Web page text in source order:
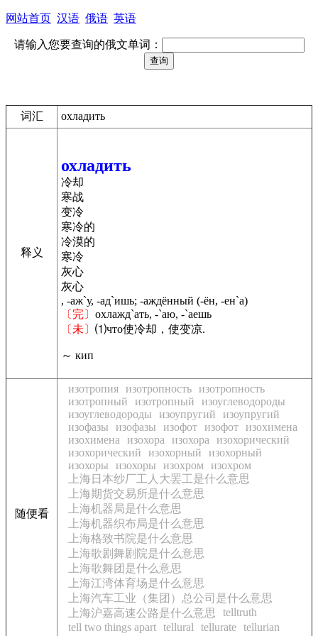
网站首页 汉语 俄语 英语
请输入您要查询的俄文单词：
词汇 охладить
释义
охладить
冷却
寒战
变冷
寒冷的
冷漠的
寒冷
灰心
灰心
, -аж`у, -ад`ишь; -аждённый (-ён, -ен`а)
〔完〕 охлажд`ать, -`аю, -`аешь
〔未〕 ⑴что使冷却，使变凉.
～ кип
随便看
изотропия изотропность изотропность
изотропный
изотропный
изоуглеводороды
изоуглеводороды
изоупругий
изоупругий
изофазы
изофазы изофот изофот изохимена
изохимена
изохора изохора
изохорический
изохорический
изохорный
изохорный
изохоры
изохоры изохром изохром
上海日本纱厂工人大罢工是什么意思
上海期货交易所是什么意思
上海机器局是什么意思
上海机器织布局是什么意思
上海格致书院是什么意思
上海歌剧舞剧院是什么意思
上海歌舞团是什么意思
上海江湾体育场是什么意思
上海汽车工业（集团）总公司是什么意思
上海沪嘉高速公路是什么意思
telltruth
tell two things apart tellural tellurate tellurian